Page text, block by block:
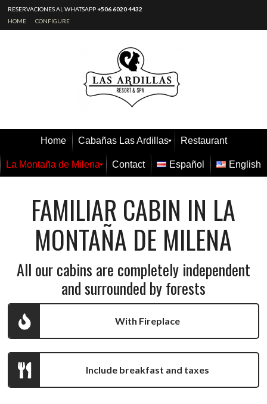
RESERVACIONES AL WHATSAPP +506 6020 4432
HOME
CONFIGURE
Home Cabañas Las Ardillas Restaurant
La Montaña de Milena Contact Español English
FAMILIAR CABIN IN LA
MONTAÑA DE MILENA
All our cabins are completely independent
and surrounded by forests
With Fireplace
Include breakfast and taxes